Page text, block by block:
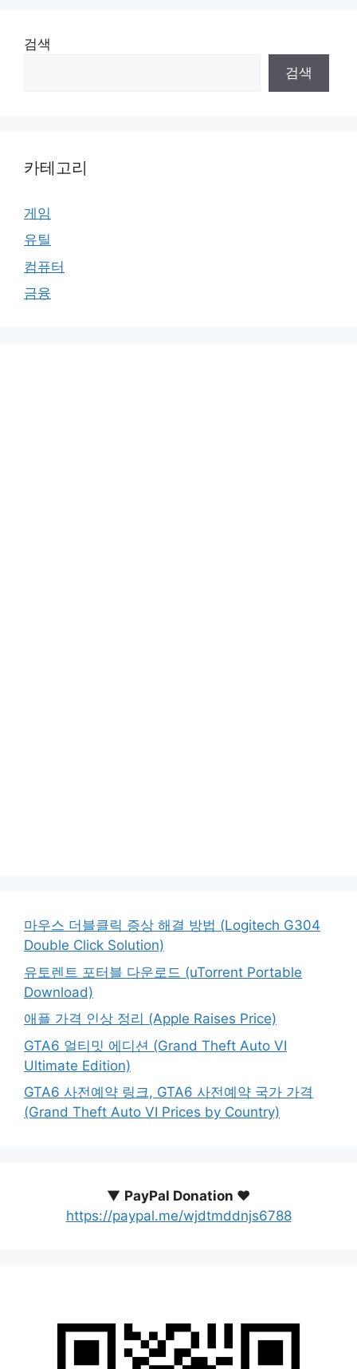
검색
검색
카테고리
게임
유틸
컴퓨터
금융
마우스 더블클릭 증상 해결 방법 (Logitech G304
Double Click Solution)
유토렌트 포터블 다운로드 (uTorrent Portable
Download)
애플 가격 인상 정리 (Apple Raises Price)
GTA6 얼티밋 에디션 (Grand Theft Auto VI
Ultimate Edition)
GTA6 사전예약 링크, GTA6 사전예약 국가 가격
(Grand Theft Auto VI Prices by Country)
▼ PayPal Donation ♥️
https://paypal.me/wjdtmddnjs6788